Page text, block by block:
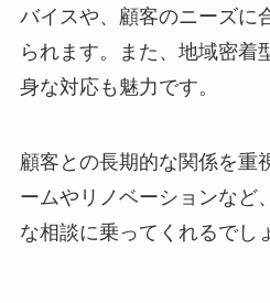
バイスや、顧客のニーズに
られます。また、地域密着
身な対応も魅力です。
顧客との長期的な関係を重
ームやリノベーションなど
な相談に乗ってくれるでし